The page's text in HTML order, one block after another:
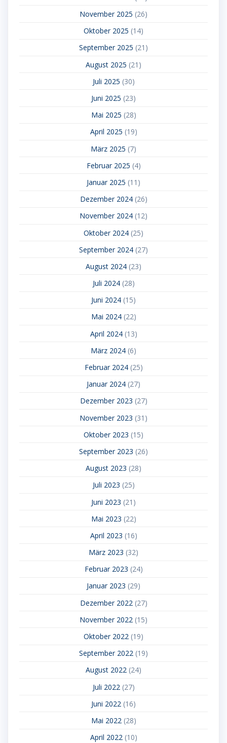
November 2025 (26)
Oktober 2025 (14)
September 2025 (21)
August 2025 (21)
Juli 2025 (30)
Juni 2025 (23)
Mai 2025 (28)
April 2025 (19)
März 2025 (7)
Februar 2025 (4)
Januar 2025 (11)
Dezember 2024(26)
November 2024 (12)
Oktober 2024 (25)
September 2024 (27)
August 2024 (23)
Juli 2024(28)
Juni 2024 (15)
Mai 2024(22)
April 2024(13)
März 2024 (6)
Februar 2024(25)
Januar 2024 (27)
Dezember 2023 (27)
November 2023 (31)
Oktober 2023 (15)
September 2023 (26)
August 2023 (28)
Juli 2023 (25)
Juni 2023 (21)
Mai 2023 (22)
April 2023 (16)
März 2023 (32)
Februar 2023 (24)
Januar 2023 (29)
Dezember 2022 (27)
November 2022 (15)
Oktober 2022 (19)
September 2022 (19)
August 2022 (24)
Juli 2022 (27)
Juni 2022 (16)
Mai 2022(28)
April 2022(10)